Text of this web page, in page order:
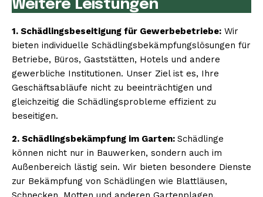
Weitere Leistungen
1. Schädlingsbeseitigung für Gewerbebetriebe: Wir
bieten individuelle Schädlingsbekämpfungslösungen für
Betriebe, Büros, Gaststätten, Hotels und andere
gewerbliche Institutionen. Unser Ziel ist es, Ihre
Geschäftsabläufe nicht zu beeinträchtigen und
gleichzeitig die Schädlingsprobleme effizient zu
beseitigen.
2. Schädlingsbekämpfung im Garten: Schädlinge
können nicht nur in Bauwerken, sondern auch im
Außenbereich lästig sein. Wir bieten besondere Dienste
zur Bekämpfung von Schädlingen wie Blattläusen,